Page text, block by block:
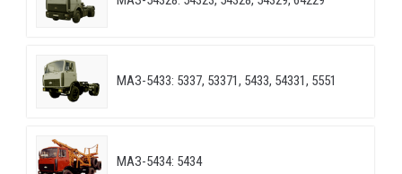
МАЗ-5433: 5337, 53371, 5433, 54331, 5551
МАЗ-5434: 5434